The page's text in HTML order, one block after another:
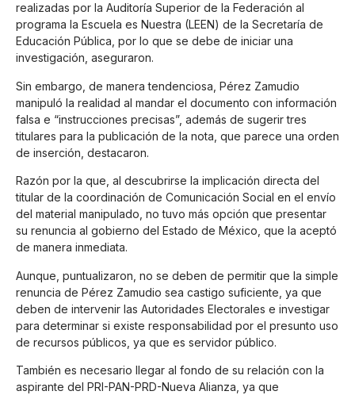
realizadas por la Auditoría Superior de la Federación al
programa la Escuela es Nuestra (LEEN) de la Secretaría de
Educación Pública, por lo que se debe de iniciar una
investigación, aseguraron.
Sin embargo, de manera tendenciosa, Pérez Zamudio
manipuló la realidad al mandar el documento con información
falsa e “instrucciones precisas”, además de sugerir tres
titulares para la publicación de la nota, que parece una orden
de inserción, destacaron.
Razón por la que, al descubrirse la implicación directa del
titular de la coordinación de Comunicación Social en el envío
del material manipulado, no tuvo más opción que presentar
su renuncia al gobierno del Estado de México, que la aceptó
de manera inmediata.
Aunque, puntualizaron, no se deben de permitir que la simple
renuncia de Pérez Zamudio sea castigo suficiente, ya que
deben de intervenir las Autoridades Electorales e investigar
para determinar si existe responsabilidad por el presunto uso
de recursos públicos, ya que es servidor público.
También es necesario llegar al fondo de su relación con la
aspirante del PRI-PAN-PRD-Nueva Alianza, ya que